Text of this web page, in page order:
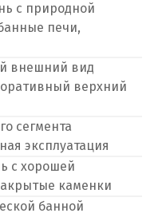
с природной
печи,
внешний вид
верхний
сегмента
эксплуатация
с хорошей
каменки
банной